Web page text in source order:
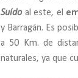
Suídoal este, el
y Barragán. Es
a 50 Km. de
naturales, ya que